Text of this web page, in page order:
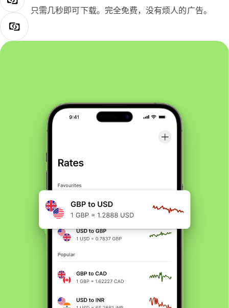
只需几秒即可下载。完全免费，没有烦人的广告。